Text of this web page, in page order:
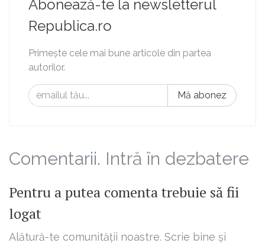
Abonează-te la newsletterul
Republica.ro
Primește cele mai bune articole din partea
autorilor.
Mă abonez
Comentarii. Intră în dezbatere
Pentru a putea comenta trebuie să fii
logat
Alătură-te comunității noastre. Scrie bine și